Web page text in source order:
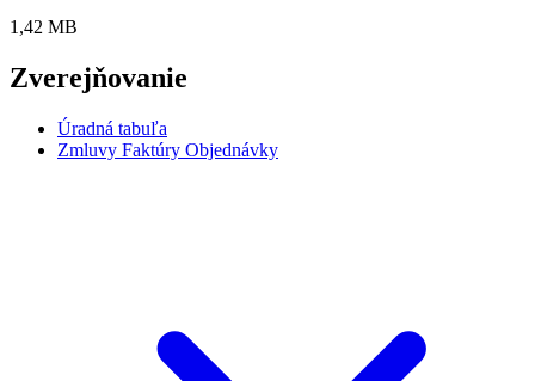
1,42 MB
Zverejňovanie
Úradná tabuľa
Zmluvy Faktúry Objednávky